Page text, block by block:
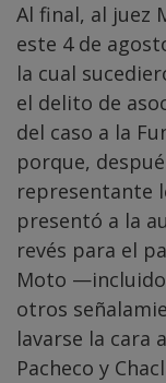
Al final, al juez
este 4 de
la cual
el delito de
del caso a la
porque,
representante
presentó a la
revés para el
Moto —incluido
otros
lavarse la cara
Pacheco y